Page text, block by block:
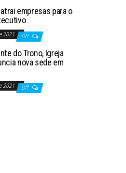
empresas para o
2021 Off
do Trono, Igreja
nova sede em
2021 Off